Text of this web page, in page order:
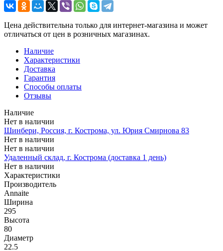
Цена действительна только для интернет-магазина и может
отличаться от цен в розничных магазинах.
Наличие
Характеристики
Доставка
Гарантия
Способы оплаты
Отзывы
Наличие
Нет в наличии
Шинбери, Россия, г. Кострома, ул. Юрия Смирнова 83
Нет в наличии
Нет в наличии
Удаленный склад, г. Кострома (доставка 1 день)
Нет в наличии
Характеристики
Производитель
Annaite
Ширина
295
Высота
80
Диаметр
22.5